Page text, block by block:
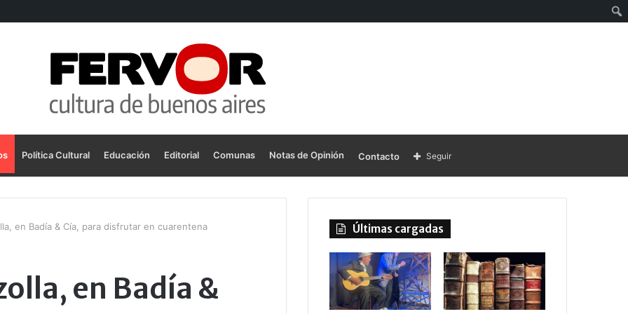
Política Cultural Educación Editorial Comunas Notas de Opinión Contacto Seguir
en Badía & Cía, para disfrutar en cuarentena
en Badía &
Últimas cargadas